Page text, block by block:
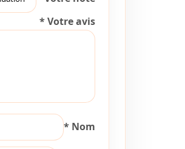
Votre avis
*
Nom
*